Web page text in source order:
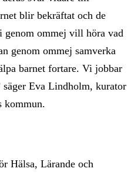
blir bekräftat och de
genom ommej vill höra vad
genom ommej samverka
barnet fortare. Vi jobbar
säger Eva Lindholm, kurator
kommun.
Hälsa, Lärande och